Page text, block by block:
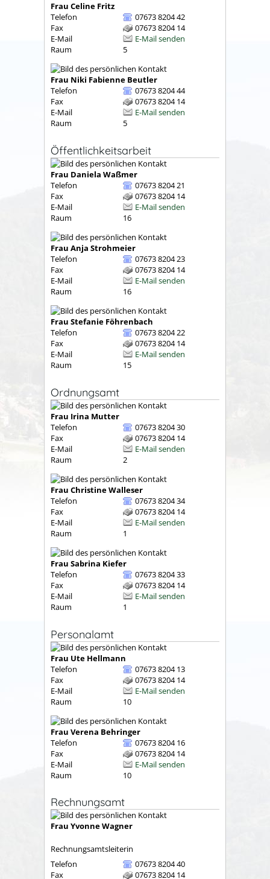
Frau Celine Fritz
Telefon
07673 8204 42
Fax
07673 8204 14
E-Mail
E-Mail senden
Raum
5
Frau Niki Fabienne Beutler
Telefon
07673 8204 44
Fax
07673 8204 14
E-Mail
E-Mail senden
Raum
5
Öffentlichkeitsarbeit
Frau Daniela Waßmer
Telefon
07673 8204 21
Fax
07673 8204 14
E-Mail
E-Mail senden
Raum
16
Frau Anja Strohmeier
Telefon
07673 8204 23
Fax
07673 8204 14
E-Mail
E-Mail senden
Raum
16
Frau Stefanie Föhrenbach
Telefon
07673 8204 22
Fax
07673 8204 14
E-Mail
E-Mail senden
Raum
15
Ordnungsamt
Frau Irina Mutter
Telefon
07673 8204 30
Fax
07673 8204 14
E-Mail
E-Mail senden
Raum
2
Frau ChristineWalleser
Telefon
07673 8204 34
Fax
07673 8204 14
E-Mail
E-Mail senden
Raum
1
Frau Sabrina Kiefer
Telefon
07673 8204 33
Fax
07673 8204 14
E-Mail
E-Mail senden
Raum
1
Personalamt
Frau Ute Hellmann
Telefon
07673 8204 13
Fax
07673 8204 14
E-Mail
E-Mail senden
Raum
10
Frau Verena Behringer
Telefon
07673 8204 16
Fax
07673 8204 14
E-Mail
E-Mail senden
Raum
10
Rechnungsamt
Frau YvonneWagner
Rechnungsamtsleiterin
Telefon
07673 8204 40
Fax
07673 8204 14